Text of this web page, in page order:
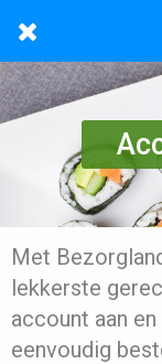
Met
lekkerste
account aan
eenvoudig